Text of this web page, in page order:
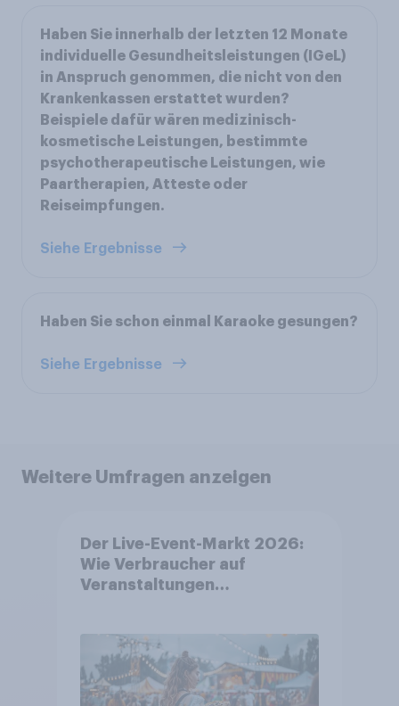
Haben Sie innerhalb der letzten 12 Monate
individuelle Gesundheitsleistungen (IGeL)
in Anspruch genommen, die nicht von den
Krankenkassen erstattet wurden?
Beispiele dafür wären medizinisch-
kosmetische Leistungen, bestimmte
psychotherapeutische Leistungen, wie
Paartherapien, Atteste oder
Reiseimpfungen.
Siehe Ergebnisse
Haben Sie schon einmal Karaoke gesungen?
Siehe Ergebnisse
Weitere Umfragen anzeigen
Der Live-Event-Markt 2026:
Wie Verbraucher auf
Veranstaltungen